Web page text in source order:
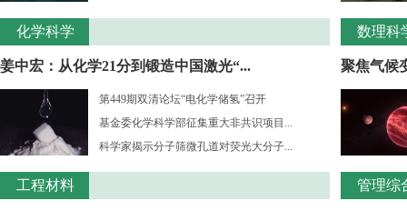
化学科学
姜中宏：从化学21分到锻造中国激光“...
第449期双清论坛“电化学储氢”召开
基金委化学科学部征集重大非共识项目...
科学家揭示分子筛微孔道对荧光大分子...
工程材料
数理科
聚焦气候
管理综